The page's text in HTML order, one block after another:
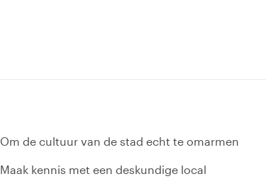
Om de cultuur van de stad echt te omarmen
Maak kennis met een deskundige local